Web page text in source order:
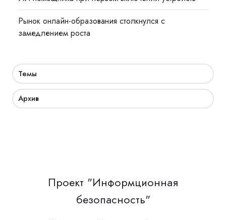
Рынок онлайн-образования столкнулся с
замедлением роста
Темы
Архив
Проект "Информционная
безопасность"